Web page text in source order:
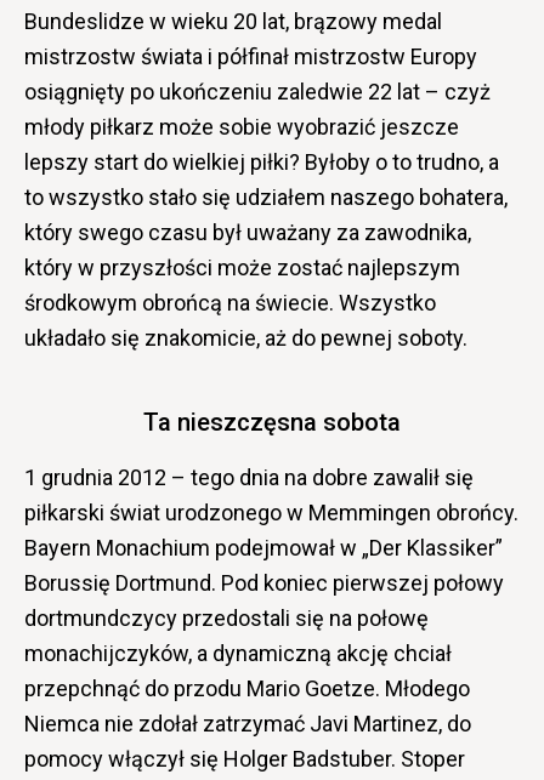
Bundeslidze w wieku 20 lat, brązowy medal
mistrzostw świata i półfinał mistrzostw Europy
osiągnięty po ukończeniu zaledwie 22 lat – czyż
młody piłkarz może sobie wyobrazić jeszcze
lepszy start do wielkiej piłki? Byłoby o to trudno, a
to wszystko stało się udziałem naszego bohatera,
który swego czasu był uważany za zawodnika,
który w przyszłości może zostać najlepszym
środkowym obrońcą na świecie. Wszystko
układało się znakomicie, aż do pewnej soboty.
Ta nieszczęsna sobota
1 grudnia 2012 – tego dnia na dobre zawalił się
piłkarski świat urodzonego w Memmingen obrońcy.
Bayern Monachium podejmował w „Der Klassiker”
Borussię Dortmund. Pod koniec pierwszej połowy
dortmundczycy przedostali się na połowę
monachijczyków, a dynamiczną akcję chciał
przepchnąć do przodu Mario Goetze. Młodego
Niemca nie zdołał zatrzymać Javi Martinez, do
pomocy włączył się Holger Badstuber. Stoper